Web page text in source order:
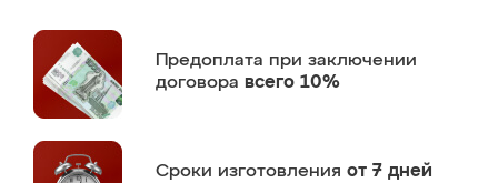
Предоплата при заключении
договора всего 10%
Сроки изготовления от 7 дней